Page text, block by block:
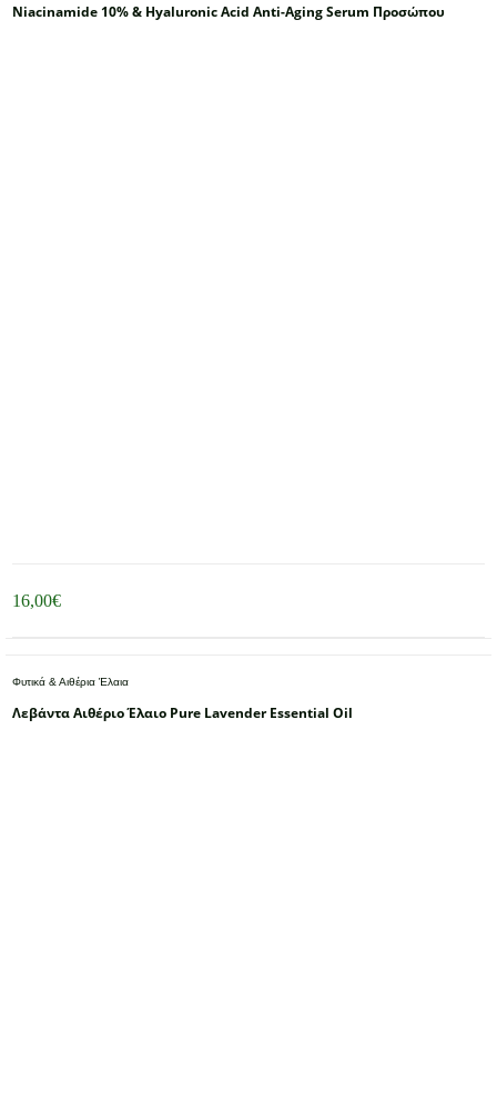
Niacinamide 10% & Hyaluronic Acid Anti-Aging Serum Προσώπου
16,00€
Φυτικά & Αιθέρια Έλαια
Λεβάντα Αιθέριο Έλαιο Pure Lavender Essential Oil